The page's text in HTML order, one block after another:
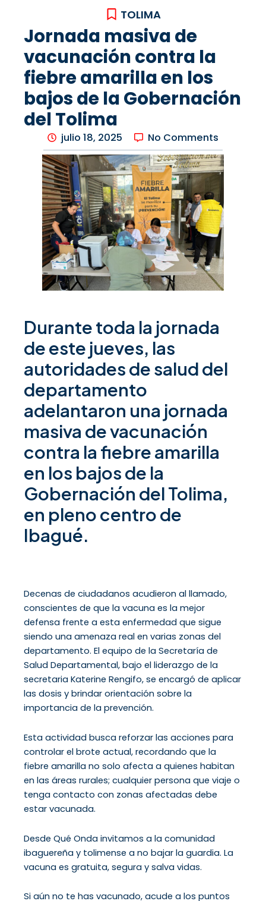
TOLIMA
Jornada masiva de
vacunación contra la
fiebre amarilla en los
bajos de la Gobernación
del Tolima
julio 18, 2025 No Comments
Durante toda la jornada
de este jueves, las
autoridades de salud del
departamento
adelantaron una jornada
masiva de vacunación
contra la fiebre amarilla
en los bajos de la
Gobernación del Tolima,
en pleno centro de
Ibagué.
Decenas de ciudadanos acudieron al llamado,
conscientes de que la vacuna es la mejor
defensa frente a esta enfermedad que sigue
siendo una amenaza real en varias zonas del
departamento. El equipo de la Secretaría de
Salud Departamental, bajo el liderazgo de la
secretaria Katerine Rengifo, se encargó de aplicar
las dosis y brindar orientación sobre la
importancia de la prevención.
Esta actividad busca reforzar las acciones para
controlar el brote actual, recordando que la
fiebre amarilla no solo afecta a quienes habitan
en las áreas rurales; cualquier persona que viaje o
tenga contacto con zonas afectadas debe
estar vacunada.
Desde Qué Onda invitamos a la comunidad
ibaguereña y tolimense a no bajar la guardia. La
vacuna es gratuita, segura y salva vidas.
Si aún no te has vacunado, acude a los puntos